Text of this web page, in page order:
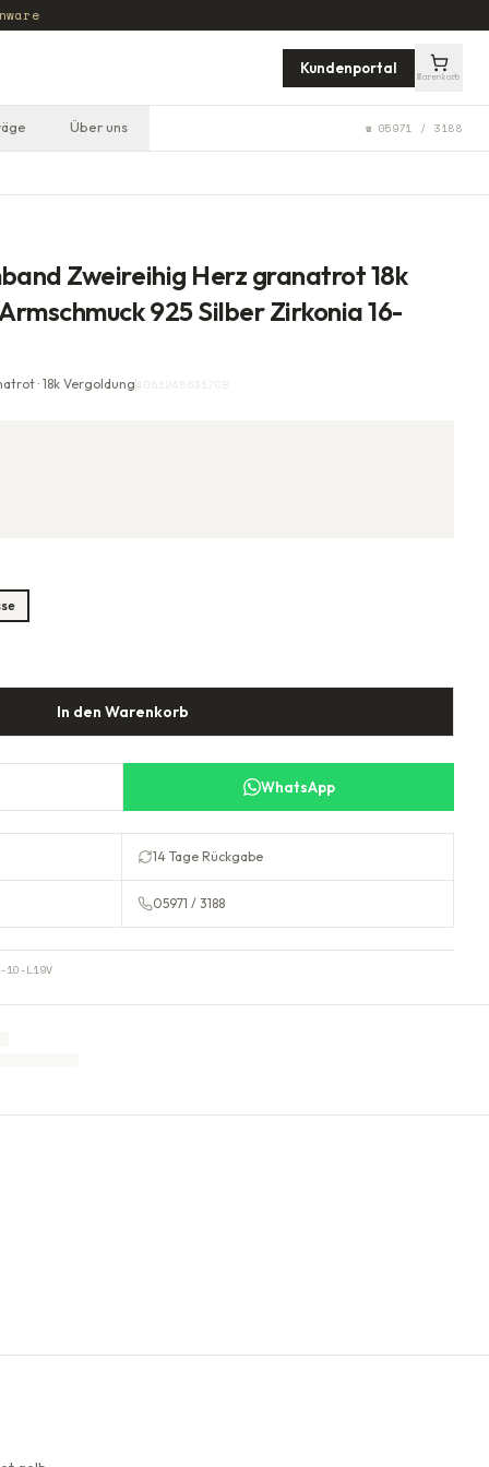
Kundenportal
Warenkorb
Über uns ☎ 05971 / 3188
Zweireihig Herz granatrot 18k
925 Silber Zirkonia 16-
· 18k Vergoldung4051245631708
In den Warenkorb
WhatsApp
14 Tage Rückgabe
05971 / 3188
10-L19V